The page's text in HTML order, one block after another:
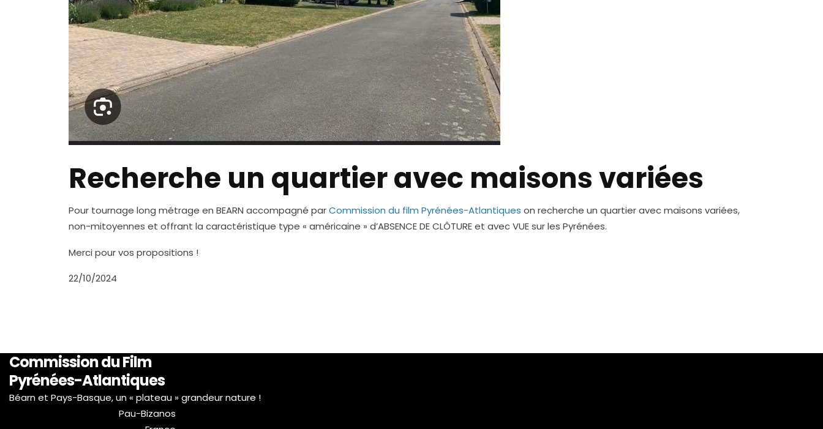
Recherche un quartier avec maisons variées
Pour tournage long métrage en BEARN accompagné parCommission du film Pyrénées-Atlantiques on recherche un quartier avec maisons variées,
non-mitoyennes et offrant la caractéristique type « américaine » d’ABSENCE DE CLÔTURE et avec VUE sur les Pyrénées.
Merci pour vos propositions !
22/10/2024
Commission du Film
Pyrénées-Atlantiques
Béarn et Pays-Basque, un « plateau » grandeur nature !
Pau-Bizanos